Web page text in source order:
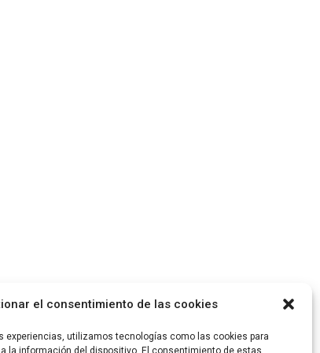
el consentimiento de las cookies
experiencias, utilizamos tecnologías como las cookies para
la información del dispositivo. El consentimiento de estas